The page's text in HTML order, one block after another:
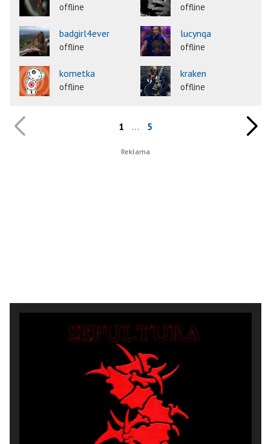
offline offline
badgirl4ever
offline
lucynqa
offline
kometka
offline
kraken
offline
1 … 5